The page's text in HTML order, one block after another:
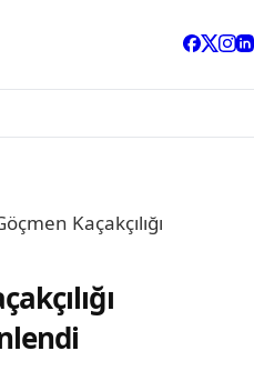
Kaçakçılığı